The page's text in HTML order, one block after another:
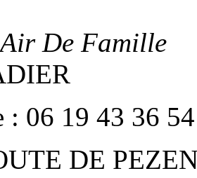
De Famille
: 06 19 43 36 54
DE